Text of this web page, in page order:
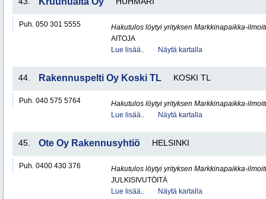
Puh. 050 301 5555
Hakutulos löytyi yrityksen Markkinapaikka-
AITOJA
Lue lisää..
Näytä kartalla
44. Rakennuspelti Oy Koski TL KOSKI TL
Puh. 040 575 5764
Hakutulos löytyi yrityksen Markkinapaikka-
Lue lisää..
Näytä kartalla
45. Ote Oy Rakennusyhtiö HELSINKI
Puh. 0400 430 376
Hakutulos löytyi yrityksen Markkinapaikka-
JULKISIVUTÖITÄ
Lue lisää..
Näytä kartalla